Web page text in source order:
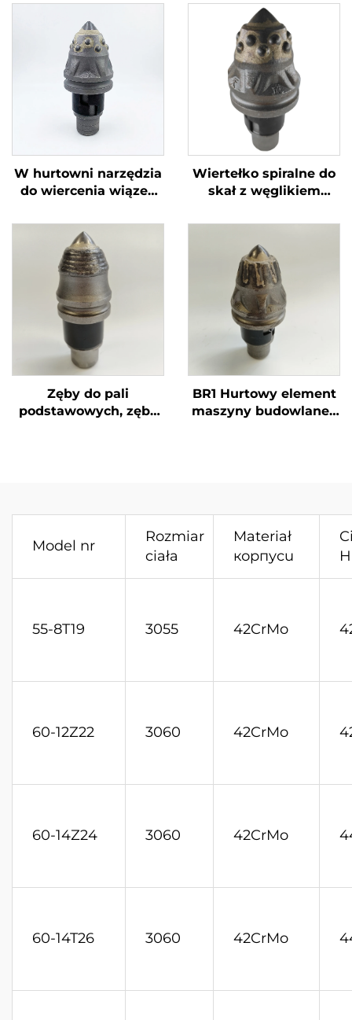
W hurtowni narzędzia
do wiercenia wiązek
wysokiej
wytrzymałości z
zębami kulistymi,
wielofunkcyjne
narzędzia do
wiercenia
Wiertełko spiralne do
skał z węglikiem
kuliste do wierceń
fundamentowych dla
maszyn do wbijania
pali
Zęby do pali
podstawowych, zęby
BR1 Hurtowy element
maszyny budowlanej,
Model nr
Rozmiar
ciała
Materiał
корпусu
55-8T19 3055 42CrMo
60-12Z22 3060 42CrMo
60-14Z24 3060 42CrMo
60-14T26 3060 42CrMo